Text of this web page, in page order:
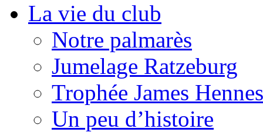
La vie du club
Notre palmarès
Jumelage Ratzeburg
Trophée James
Un peu d’histoire